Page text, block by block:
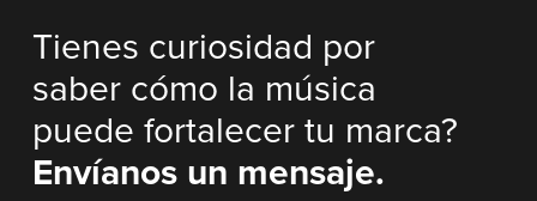
Tienes curiosidad por
saber cómo la música
puede fortalecer tu marca?
Envíanos un mensaje.